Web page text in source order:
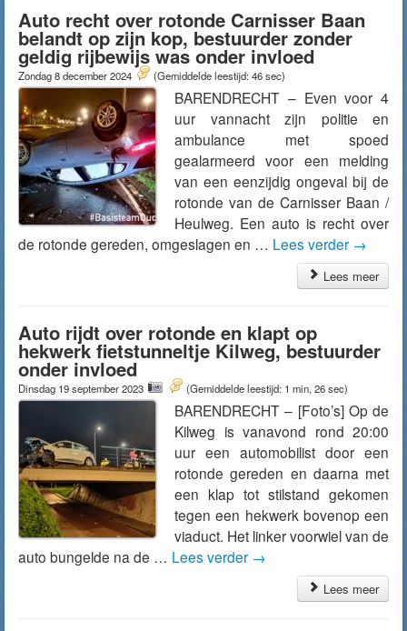
Auto recht over rotonde Carnisser Baan
belandt op zijn kop, bestuurder zonder
geldig rijbewijs was onder invloed
Zondag 8 december 2024 (Gemiddelde leestijd: 46 sec)
BARENDRECHT – Even voor 4
uur vannacht zijn politie en
ambulance met spoed
gealarmeerd voor een melding
van een eenzijdig ongeval bij de
rotonde van de Carnisser Baan /
Heulweg. Een auto is recht over
de rotonde gereden, omgeslagen en … Lees verder →
Lees meer
Auto rijdt over rotonde en klapt op
hekwerk fietstunneltje Kilweg, bestuurder
onder invloed
Dinsdag 19 september 2023 (Gemiddelde leestijd: 1 min, 26 sec)
BARENDRECHT – [Foto’s] Op de
Kilweg is vanavond rond 20:00
uur een automobilist door een
rotonde gereden en daarna met
een klap tot stilstand gekomen
tegen een hekwerk bovenop een
viaduct. Het linker voorwiel van de
auto bungelde na de … Lees verder →
Lees meer